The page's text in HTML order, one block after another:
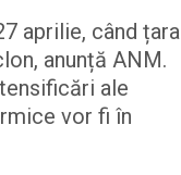
aprilie, când țara
anunță ANM.
ale
vor fi în